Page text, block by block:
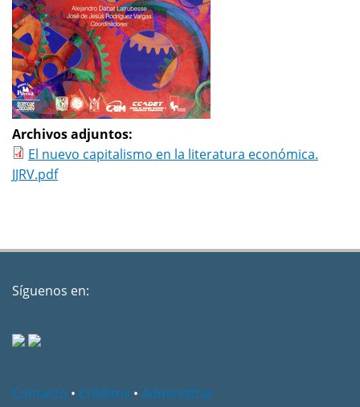
Archivos adjuntos:
El nuevo capitalismo en la literatura económica.
JJRV.pdf
Síguenos en:
Contacto • Créditos • Administrar